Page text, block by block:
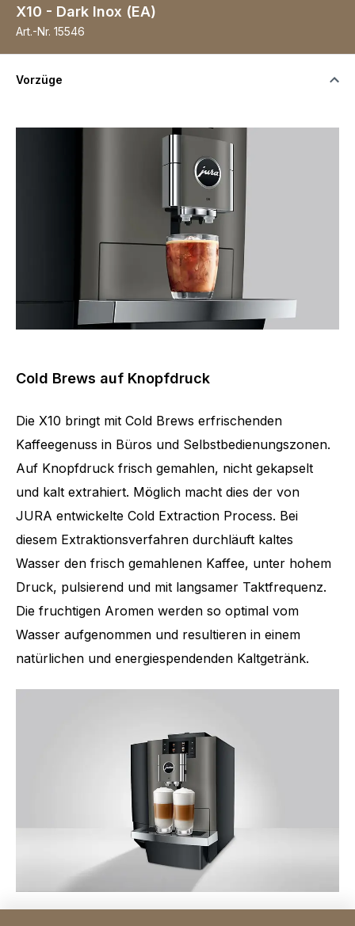
X10 - Dark Inox (EA)
Art.-Nr. 15546
Vorzüge
Cold Brews auf Knopfdruck
Die X10 bringt mit Cold Brews erfrischenden
Kaffeegenuss in Büros und Selbstbedienungszonen.
Auf Knopfdruck frisch gemahlen, nicht gekapselt
und kalt extrahiert. Möglich macht dies der von
JURA entwickelte Cold Extraction Process. Bei
diesem Extraktionsverfahren durchläuft kaltes
Wasser den frisch gemahlenen Kaffee, unter hohem
Druck, pulsierend und mit langsamer Taktfrequenz.
Die fruchtigen Aromen werden so optimal vom
Wasser aufgenommen und resultieren in einem
natürlichen und energiespendenden Kaltgetränk.